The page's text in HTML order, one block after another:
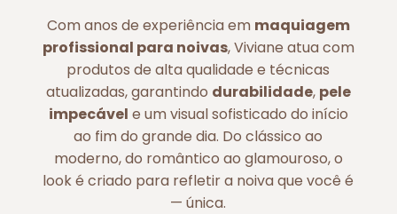
Com anos de experiência em maquiagem
profissional para noivas, Viviane atua com
produtos de alta qualidade e técnicas
atualizadas, garantindo durabilidade, pele
impecável e um visual sofisticado do início
ao fim do grande dia. Do clássico ao
moderno, do romântico ao glamouroso, o
look é criado para refletir a noiva que você é
— única.